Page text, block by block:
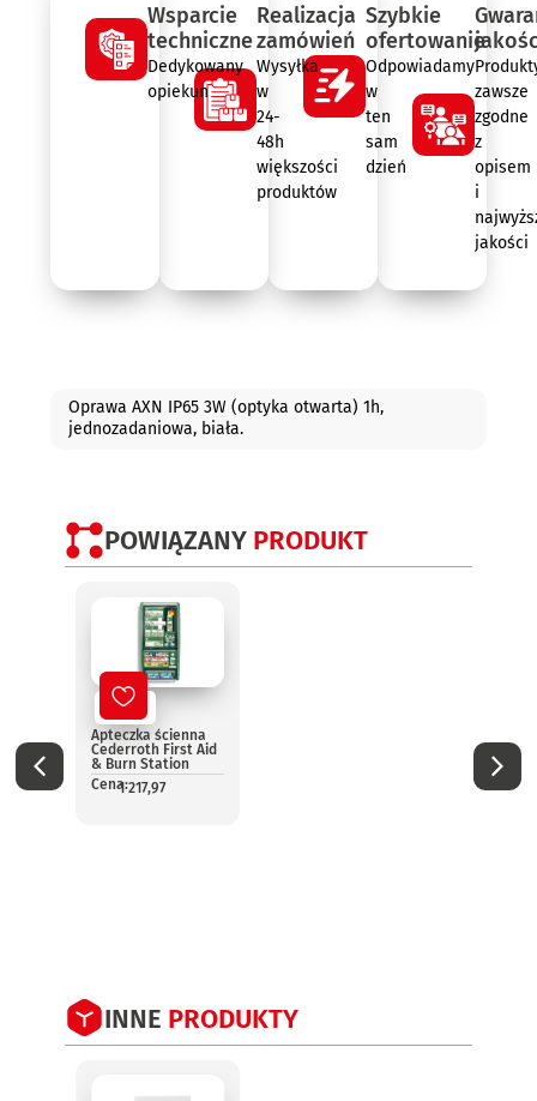
Wsparcie
techniczne
Dedykowany
opiekun
Realizacja
zamówień
Wysyłka
w
24-
48h
większości
produktów
Szybkie
ofertowanie
Odpowiadamy
w
ten
sam
dzień
zawsze
zgodne
z
opisem
i
jakości
Oprawa AXN IP65 3W (optyka otwarta) 1h,
jednozadaniowa, biała.
POWIĄZANY PRODUKT
Nowy
Apteczka ścienna
Cederroth First Aid
& Burn Station
Cena:1 217,97
Cena:
INNE PRODUKTY